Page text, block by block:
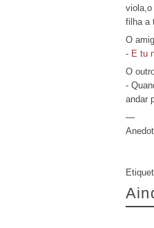
filha a
O
- E tu
O
-
andar
—